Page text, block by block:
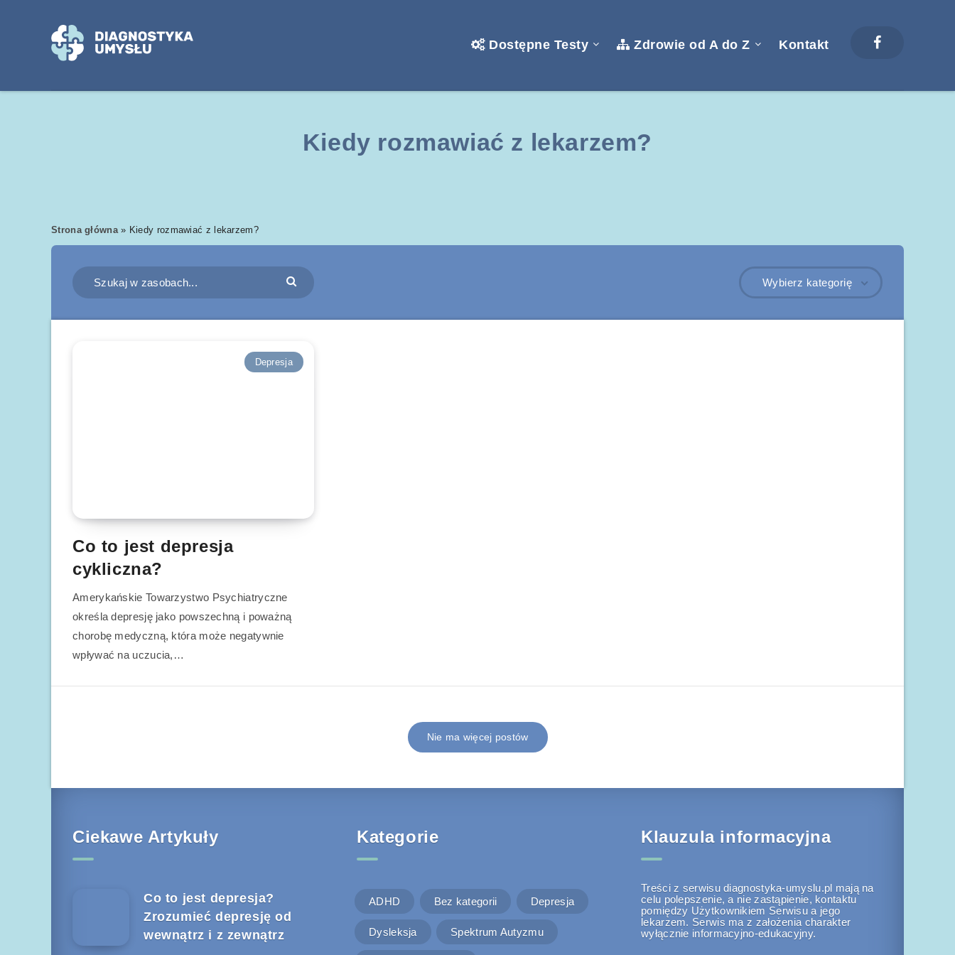
Dostępne Testy Zdrowie od A do Z Kontakt
Kiedy rozmawiać z lekarzem?
Strona główna» Kiedy rozmawiać z lekarzem?
Wybierz kategorię
Depresja
Co to jest depresja
cykliczna?
Amerykańskie Towarzystwo Psychiatryczne
określa depresję jako powszechną i poważną
chorobę medyczną, która może negatywnie
wpływać na uczucia,…
Nie ma więcej postów
Ciekawe Artykuły
Co to jest depresja?
Zrozumieć depresję od
wewnątrz i z zewnątrz
Kategorie
ADHD Bez kategorii Depresja
Dysleksja Spektrum Autyzmu
Klauzula informacyjna
Treści z serwisu diagnostyka-umyslu.pl mają na
celu polepszenie, a nie zastąpienie, kontaktu
pomiędzy Użytkownikiem Serwisu a jego
lekarzem. Serwis ma z założenia charakter
wyłącznie informacyjno-edukacyjny.